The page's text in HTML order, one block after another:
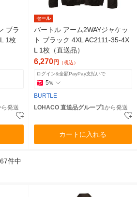
ブラ
1枚
ら発送
セール
バートル アーム2WAYジャケッ
ト ブラック 4XL AC2111-35-4X
L 1枚（直送品）
6,270円 （税込）
ログイン&全額PayPay支払いで
5%
BURTLE
LOHACO 直送品グループ1から発送
カートに入れる
件中